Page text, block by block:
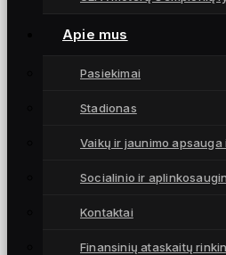
Apie mus
Pasiekimai
Stadionas
Vaikų ir jaunimo apsauga
Socialinio ir
Kontaktai
Finansinių ataskaitų